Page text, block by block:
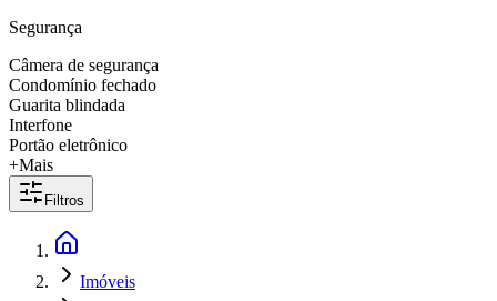
Segurança
Câmera de segurança
Condomínio fechado
Guarita blindada
Interfone
Portão eletrônico
+Mais
Filtros
Imóveis